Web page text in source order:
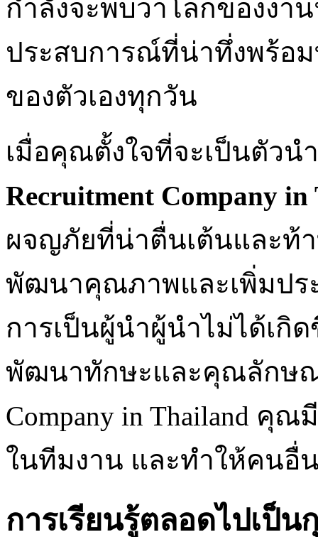
กำลังจะพบว่าโลกของงา
ประสบการณ์ที่น่าทึ่งพร้อ
ของตัวเองทุกวัน
เมื่อคุณตั้งใจที่จะเป็นตัวน
Recruitment Company
ผจญภัยที่น่าตื่นเต้นและท้
พัฒนาคุณภาพและเพิ่มปร
การเป็นผู้นำผู้นำไม่ได้เกิ
พัฒนาทักษะและคุณลักษณะ
Company in Thailand คุ
ในทีมงาน และทำให้คนอื่
การเรียนรู้ตลอดไปเป็